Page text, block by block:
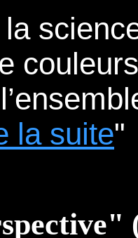
la
la suite"
"